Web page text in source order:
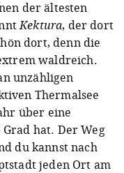
der ältesten
Kektura, der dort
dort, denn die
waldreich.
unzähligen
Thermalsee
über eine
hat. Der Weg
du kannst nach
jeden Ort am